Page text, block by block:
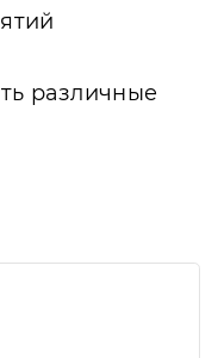
различные